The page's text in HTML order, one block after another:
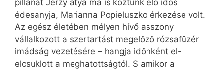
pillanat Jerzy atya ma is köztünk élő idős
édesanyja, Marianna Popieluszko érkezése volt.
Az egész életében mélyen hívő asszony
vállalkozott a szertartást megelőző rózsafüzér
imádság vezetésére – hangja időnként el-
elcsuklott a meghatottságtól. S amikor a